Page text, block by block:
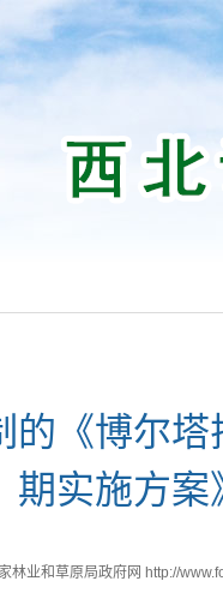
的《博尔
期实施方案
林业和草原局政府网 http://